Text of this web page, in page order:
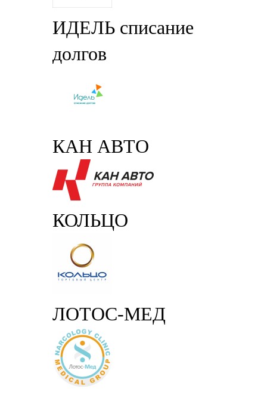
ИДЕЛЬ списание
долгов
КАН АВТО
КОЛЬЦО
ЛОТОС-МЕД